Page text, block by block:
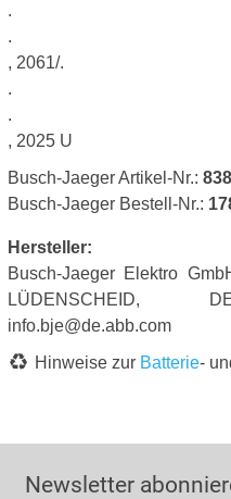
.
.
, 2061/.
.
.
, 2025 U
Busch-Jaeger Artikel-Nr.:
Busch-Jaeger Bestell-Nr.:
Hersteller:
Busch-Jaeger Elektro
LÜDENSCHEID,
info.bje@de.abb.com
Hinweise zur Batterie-
Newsletter